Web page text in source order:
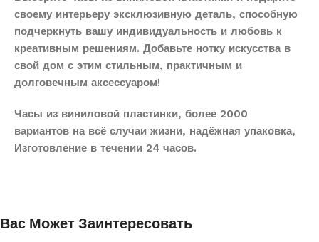
своему интерьеру эксклюзивную деталь, способную
подчеркнуть вашу индивидуальность и любовь к
креативным решениям. Добавьте нотку искусства в
свой дом с этим стильным, практичным и
долговечным аксессуаром!
Часы из виниловой пластинки, более 2000
вариантов на всё случаи жизни, надёжная упаковка,
Изготовление в течении 24 часов.
Вас Может Заинтересовать